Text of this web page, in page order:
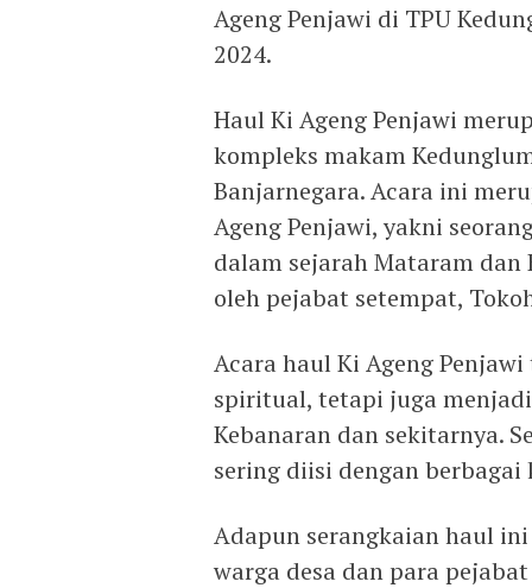
Ageng Penjawi di TPU
2024.
Haul Ki Ageng Penjawi
kompleks makam
Banjarnegara. Acara ini
Ageng Penjawi, yakni
dalam sejarah Mataram
oleh pejabat setempat,
Acara haul Ki Ageng
spiritual, tetapi juga
Kebanaran dan sekitarnya.
sering diisi dengan
Adapun serangkaian haul
warga desa dan para